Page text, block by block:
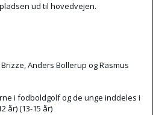
ud til hovedvejen.
Anders Bollerup og Rasmus
i fodboldgolf og de unge inddeles i
år) (13-15 år)